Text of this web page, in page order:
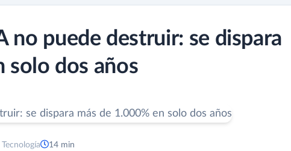
no puede destruir: se dispara
solo dos años
14 min